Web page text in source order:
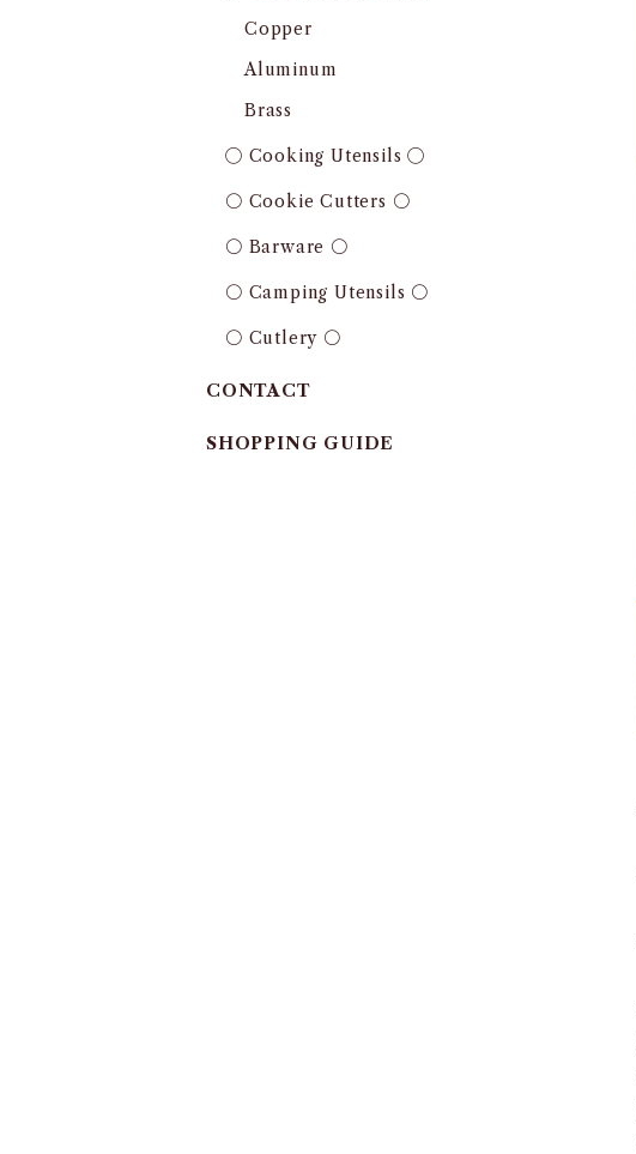
Copper
Aluminum
Brass
◯ Cooking Utensils ◯
〇 Cookie Cutters 〇
〇 Barware 〇
〇 Camping Utensils 〇
〇 Cutlery 〇
CONTACT
SHOPPING GUIDE